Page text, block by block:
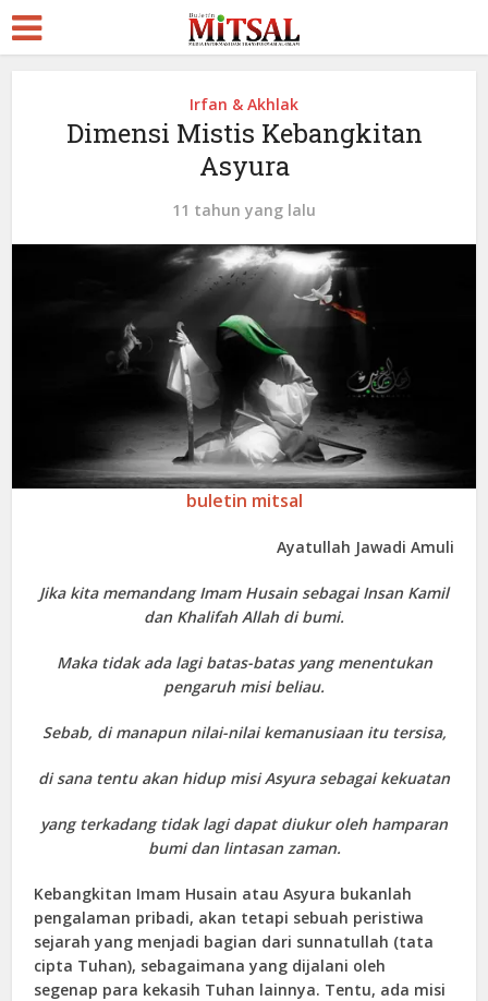
Irfan & Akhlak
Dimensi Mistis Kebangkitan
Asyura
11 tahun yang lalu
buletin mitsal
Ayatullah Jawadi Amuli
Jika kita memandang Imam Husain sebagai Insan Kamil
dan Khalifah Allah di bumi.
Maka tidak ada lagi batas-batas yang menentukan
pengaruh misi beliau.
Sebab, di manapun nilai-nilai kemanusiaan itu tersisa,
di sana tentu akan hidup misi Asyura sebagai kekuatan
yang terkadang tidak lagi dapat diukur oleh hamparan
bumi dan lintasan zaman.
Kebangkitan Imam Husain atau Asyura bukanlah
pengalaman pribadi, akan tetapi sebuah peristiwa
sejarah yang menjadi bagian dari sunnatullah (tata
cipta Tuhan), sebagaimana yang dijalani oleh
segenap para kekasih Tuhan lainnya. Tentu, ada misi